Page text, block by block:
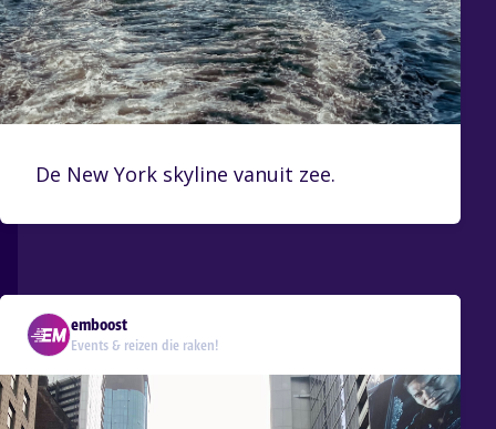
De New York skyline vanuit zee.
emboost
Events & reizen die raken!